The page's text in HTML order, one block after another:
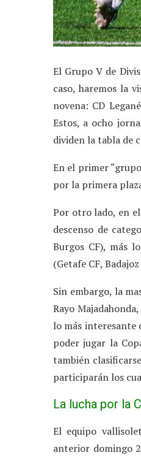
El Grupo V de
caso, haremos la
novena: CD
Estos, a ocho
dividen la tabla de
En el primer
por la primera
Por otro lado, en
descenso de
Burgos CF), más
(Getafe CF,
Sin embargo, la
Rayo
lo más interesante
poder jugar la
también
participarán los
La lucha por la
El equipo
anterior domingo